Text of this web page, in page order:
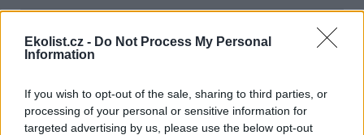
Ekolist.cz - Do Not Process My Personal
Information
If you wish to opt-out of the sale, sharing to third parties, or
processing of your personal or sensitive information for
targeted advertising by us, please use the below opt-out
10.1.2001 11:05 | LITOMĚŘICE (
uvedla Eliška Košnerová z referátu životního prostředí OÚ, park se
nachází na katastru dvaceti obcí Litoměřicka a má výměru
necelých 40 kilometrů čtverečních.